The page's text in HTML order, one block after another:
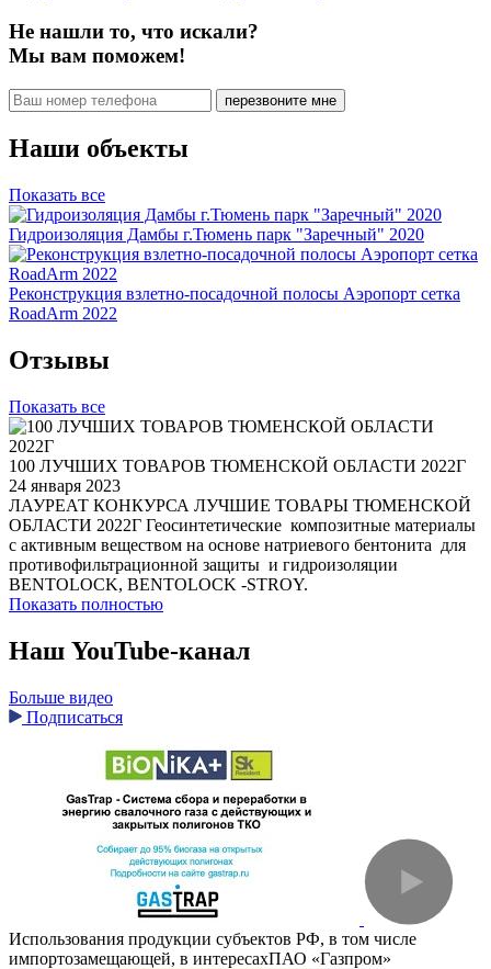
Не нашли то, что искали?
Мы вам поможем!
Наши объекты
Показать все
Гидроизоляция Дамбы г.Тюмень парк "Заречный" 2020
Реконструкция взлетно-посадочной полосы Аэропорт сетка
RoadArm 2022
Отзывы
Показать все
100 ЛУЧШИХ ТОВАРОВ ТЮМЕНСКОЙ ОБЛАСТИ 2022Г
24 января 2023
ЛАУРЕАТ КОНКУРСА ЛУЧШИЕ ТОВАРЫ ТЮМЕНСКОЙ
ОБЛАСТИ 2022Г Геосинтетические композитные материалы
с активным веществом на основе натриевого бентонита для
противофильтрационной защиты и гидроизоляции
BENTOLOCK, BENTOLOCK -STROY.
Показать полностью
Наш YouTube-канал
Больше видео
Подписаться
Использования продукции субъектов РФ, в том числе
импортозамещающей, в интересахПАО «Газпром»